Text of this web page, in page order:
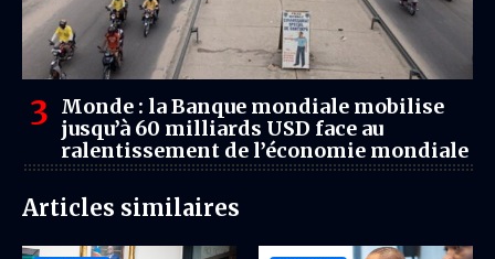
Monde : la Banque mondiale mobilise
jusqu’à 60 milliards USD face au
ralentissement de l’économie mondiale
Articles similaires